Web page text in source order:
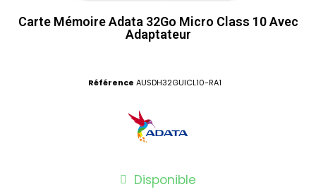
Carte Mémoire Adata 32Go Micro Class 10 Avec
Adaptateur
Référence AUSDH32GUICL10-RA1
Disponible